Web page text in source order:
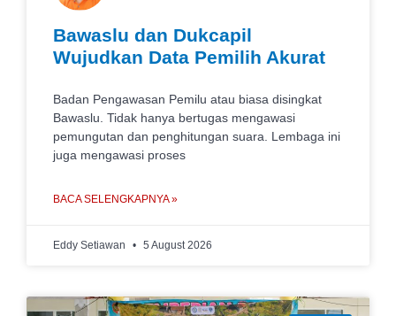
Bawaslu dan Dukcapil
Wujudkan Data Pemilih Akurat
Badan Pengawasan Pemilu atau biasa disingkat
Bawaslu. Tidak hanya bertugas mengawasi
pemungutan dan penghitungan suara. Lembaga ini
juga mengawasi proses
BACA SELENGKAPNYA »
Eddy Setiawan 5 August 2026